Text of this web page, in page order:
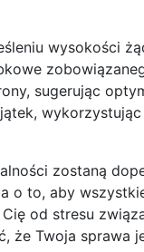
wysokości
sugerując
zostaną
to, aby
od stresu
że Twoja sprawa